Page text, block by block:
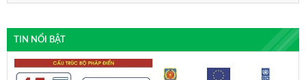
TIN NỔI BẬT